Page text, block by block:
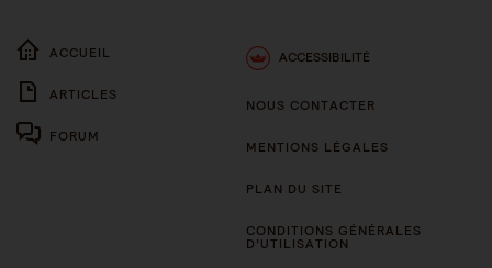
ACCUEIL
ARTICLES
FORUM
ACCESSIBILITÉ
NOUS CONTACTER
MENTIONS LÉGALES
PLAN DU SITE
CONDITIONS GÉNÉRALES
D’UTILISATION